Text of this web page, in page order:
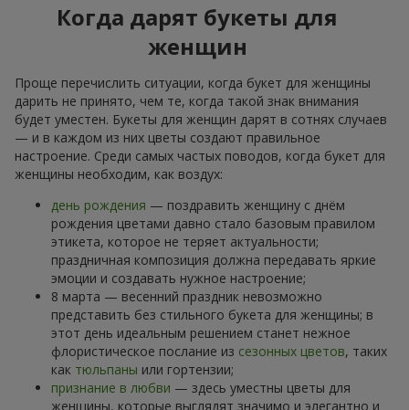
Когда дарят букеты для
женщин
Проще перечислить ситуации, когда букет для женщины
дарить не принято, чем те, когда такой знак внимания
будет уместен. Букеты для женщин дарят в сотнях случаев
— и в каждом из них цветы создают правильное
настроение. Среди самых частых поводов, когда букет для
женщины необходим, как воздух:
день рождения — поздравить женщину с днём
рождения цветами давно стало базовым правилом
этикета, которое не теряет актуальности;
праздничная композиция должна передавать яркие
эмоции и создавать нужное настроение;
8 марта — весенний праздник невозможно
представить без стильного букета для женщины; в
этот день идеальным решением станет нежное
флористическое послание из сезонных цветов, таких
как тюльпаны или гортензии;
признание в любви — здесь уместны цветы для
женщины, которые выглядят значимо и элегантно и